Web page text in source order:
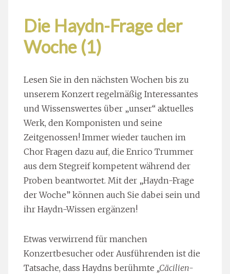
Die Haydn-Frage der
Woche (1)
Lesen Sie in den nächsten Wochen bis zu
unserem Konzert regelmäßig Interessantes
und Wissenswertes über „unser“ aktuelles
Werk, den Komponisten und seine
Zeitgenossen! Immer wieder tauchen im
Chor Fragen dazu auf, die Enrico Trummer
aus dem Stegreif kompetent während der
Proben beantwortet. Mit der „Haydn-Frage
der Woche” können auch Sie dabei sein und
ihr Haydn-Wissen ergänzen!
Etwas verwirrend für manchen
Konzertbesucher oder Ausführenden ist die
Tatsache, dass Haydns berühmte „Cäcilien-